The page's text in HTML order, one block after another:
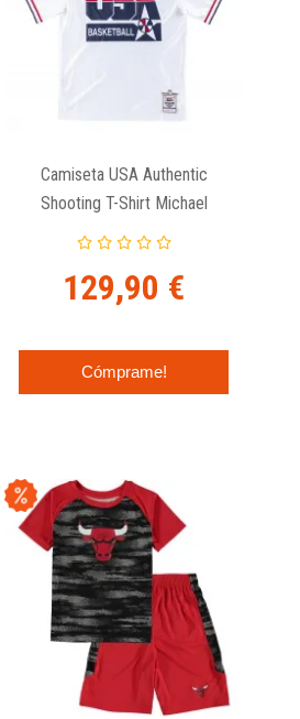
Camiseta USA Authentic
Shooting T-Shirt Michael
Jordan - 1992 Dream Team.
129,90 €
Cómprame!